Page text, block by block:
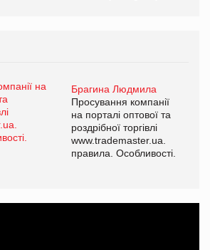
Брагина Людмила
Просування компанії
на порталі оптової та
роздрібної торгівлі
www.trademaster.ua.
правила. Особливості.